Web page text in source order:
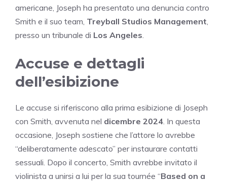
americane, Joseph ha presentato una denuncia contro
Smith e il suo team, Treyball Studios Management,
presso un tribunale di Los Angeles.
Accuse e dettagli
dell’esibizione
Le accuse si riferiscono alla prima esibizione di Joseph
con Smith, avvenuta nel dicembre 2024. In questa
occasione, Joseph sostiene che l’attore lo avrebbe
“deliberatamente adescato” per instaurare contatti
sessuali. Dopo il concerto, Smith avrebbe invitato il
violinista a unirsi a lui per la sua tournée “Based on a